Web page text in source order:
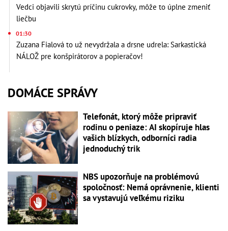
Vedci objavili skrytú príčinu cukrovky, môže to úplne zmeniť
liečbu
01:30
Zuzana Fialová to už nevydržala a drsne udrela: Sarkastická
NÁLOŽ pre konšpirátorov a popieračov!
DOMÁCE SPRÁVY
Telefonát, ktorý môže pripraviť
rodinu o peniaze: AI skopíruje hlas
vašich blízkych, odborníci radia
jednoduchý trik
NBS upozorňuje na problémovú
spoločnosť: Nemá oprávnenie, klienti
sa vystavujú veľkému riziku